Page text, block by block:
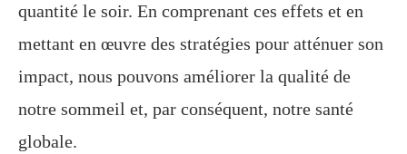
quantité le soir. En comprenant ces effets et en
mettant en œuvre des stratégies pour atténuer son
impact, nous pouvons améliorer la qualité de
notre sommeil et, par conséquent, notre santé
globale.